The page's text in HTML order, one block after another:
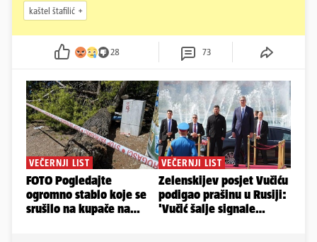
kaštel štafilić
28 73